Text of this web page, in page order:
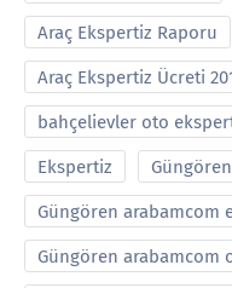
Araç Ekspertiz Raporu
Araç Ekspertiz Ücreti
bahçelievler oto
Ekspertiz
Güngören arabamcom
Güngören arabamcom